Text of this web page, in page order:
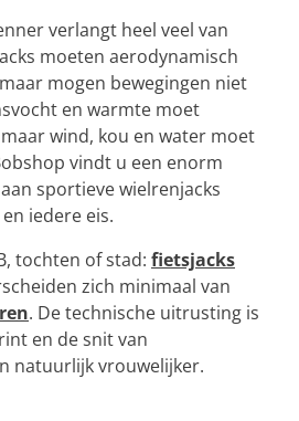
verlangt heel veel van
moeten aerodynamisch
mogen bewegingen niet
en warmte moet
wind, kou en water moet
vindt u een enorm
sportieve wielrenjacks
iedere eis.
tochten of stad: fietsjacks
zich minimaal van
. De technische uitrusting is
en de snit van
natuurlijk vrouwelijker.